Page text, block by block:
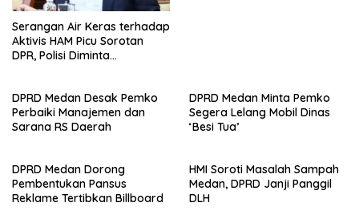
Serangan Air Keras terhadap
Aktivis HAM Picu Sorotan
DPR, Polisi Diminta
DPRD Medan Desak Pemko
Perbaiki Manajemen dan
Sarana RS Daerah
DPRD Medan Minta Pemko
Segera Lelang Mobil Dinas
‘Besi Tua’
DPRD Medan Dorong
Pembentukan Pansus
Reklame Tertibkan Billboard
HMI Soroti Masalah Sampah
Medan, DPRD Janji Panggil
DLH